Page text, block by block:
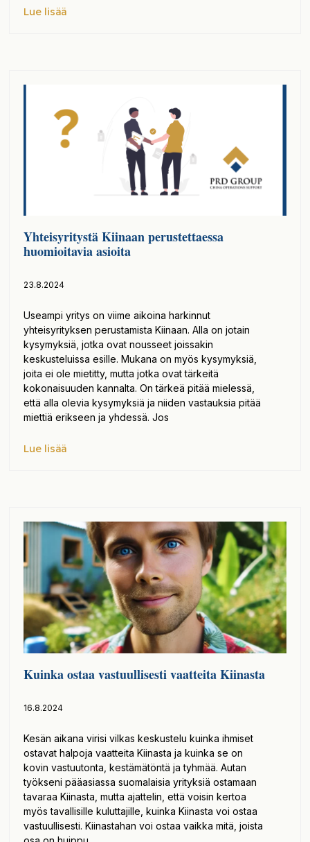
Lue lisää
Yhteisyritystä Kiinaan perustettaessa
huomioitavia asioita
23.8.2024
Useampi yritys on viime aikoina harkinnut
yhteisyrityksen perustamista Kiinaan. Alla on jotain
kysymyksiä, jotka ovat nousseet joissakin
keskusteluissa esille. Mukana on myös kysymyksiä,
joita ei ole mietitty, mutta jotka ovat tärkeitä
kokonaisuuden kannalta. On tärkeä pitää mielessä,
että alla olevia kysymyksiä ja niiden vastauksia pitää
miettiä erikseen ja yhdessä. Jos
Lue lisää
Kuinka ostaa vastuullisesti vaatteita Kiinasta
16.8.2024
Kesän aikana virisi vilkas keskustelu kuinka ihmiset
ostavat halpoja vaatteita Kiinasta ja kuinka se on
kovin vastuutonta, kestämätöntä ja tyhmää. Autan
työkseni pääasiassa suomalaisia yrityksiä ostamaan
tavaraa Kiinasta, mutta ajattelin, että voisin kertoa
myös tavallisille kuluttajille, kuinka Kiinasta voi ostaa
vastuullisesti. Kiinastahan voi ostaa vaikka mitä, joista